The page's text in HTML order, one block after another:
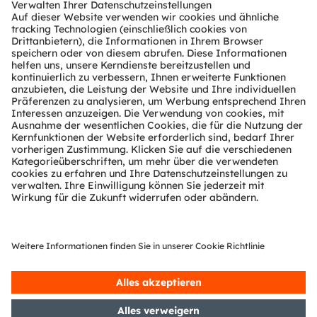
Tools
Kundenanfragen
Technischer Support
Partner Netzwerk
Whistleblowing
© 2026 ams-OSRAM AG. All rights reserved.
Datenschutzerklärung Nutzungsbedingungen
Terms of Trade
ImpressumCookie PolicyAI Policy